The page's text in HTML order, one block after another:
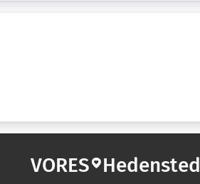
VORES Hedensted